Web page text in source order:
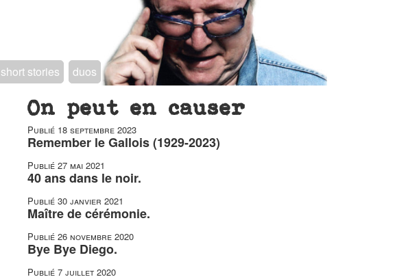
short stories duos
On peut en causer
Publié 18 septembre 2023
Remember le Gallois (1929-2023)
Publié 27 mai 2021
40 ans dans le noir.
Publié 30 janvier 2021
Maître de cérémonie.
Publié 26 novembre 2020
Bye Bye Diego.
Publié 7 juillet 2020